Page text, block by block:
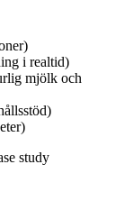
i realtid)
mjölk och